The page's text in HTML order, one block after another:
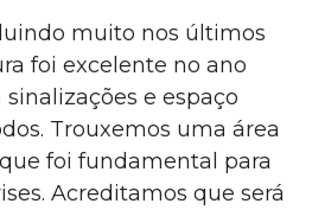
muito nos últimos
foi excelente no ano
sinalizações e espaço
Trouxemos uma área
foi fundamental para
Acreditamos que será